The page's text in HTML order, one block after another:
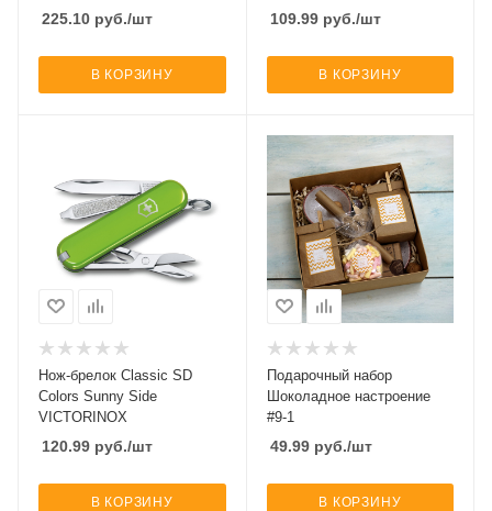
167379
225.10 руб./шт
В КОРЗИНУ
109.99руб./шт
В КОРЗИНУ
Нож-брелок Classic SD
Colors Sunny Side
VICTORINOX
120.99 руб./шт
В КОРЗИНУ
Подарочный набор
Шоколадное настроение
#9-1
49.99руб./шт
В КОРЗИНУ